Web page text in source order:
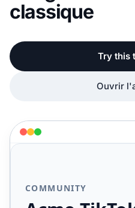
classique
Try this
Ouvrir